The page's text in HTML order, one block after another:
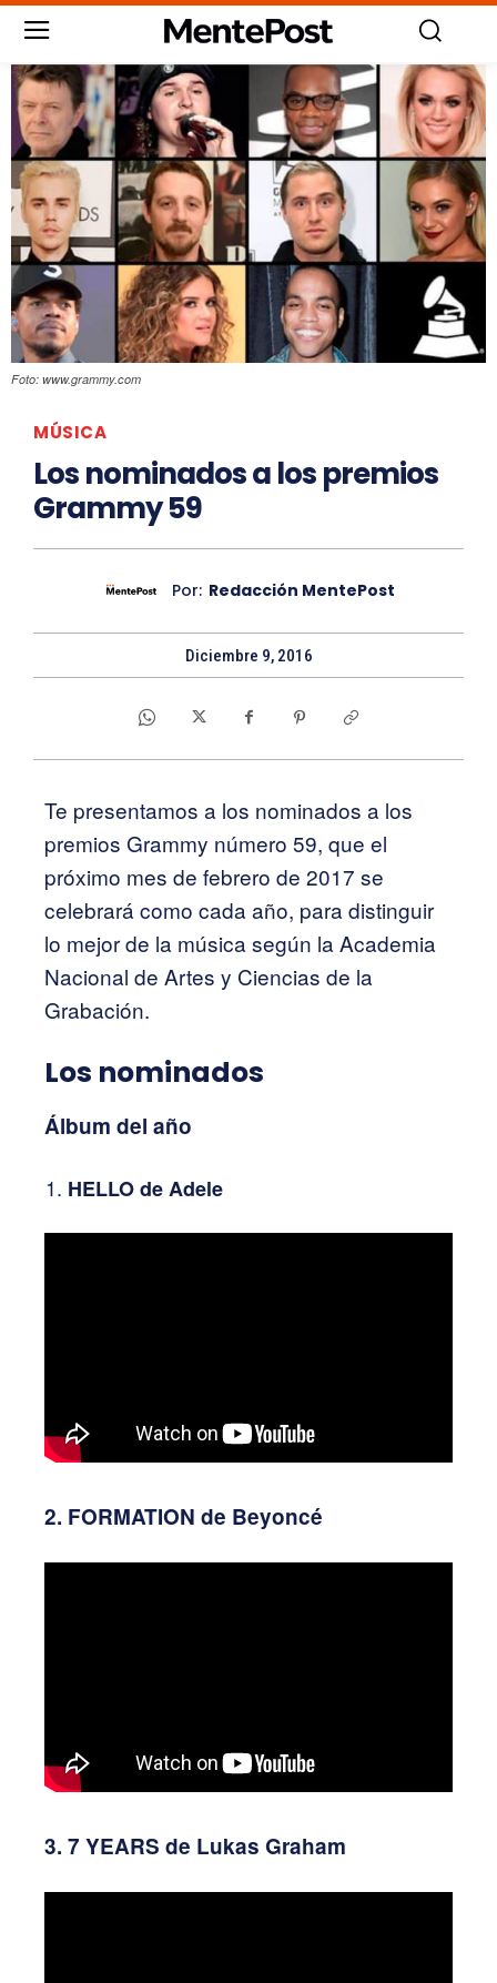
Foto: www.grammy.com
MÚSICA
Los nominados a los premios
Grammy 59
Por: Redacción MentePost
Diciembre 9, 2016
Te presentamos a los nominados a los
premios Grammy número 59, que el
próximo mes de febrero de 2017 se
celebrará como cada año, para distinguir
lo mejor de la música según la Academia
Nacional de Artes y Ciencias de la
Grabación.
Los nominados
Álbum del año
HELLO de Adele
2. FORMATION de Beyoncé
3. 7 YEARS de Lukas Graham